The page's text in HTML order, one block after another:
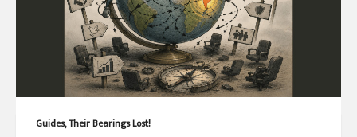
Guides, Their Bearings Lost!